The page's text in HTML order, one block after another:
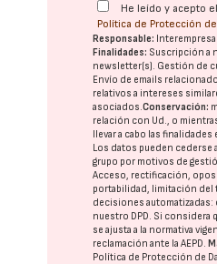
He leído y acepto
Política de Protección
Responsable:
Finalidades: Suscripción a
newsletter(s). Gestión de
Envío de emails
relativos a intereses
asociados.Conservación:
relación con Ud., o
llevar a cabo las
Los datos pueden cederse
grupo por motivos de
Acceso, rectificación,
portabilidad, limitación del
decisiones automatizadas:
nuestro DPD. Si considera
se ajusta a la normativa
reclamación ante laAEPD.
Política de Protección de